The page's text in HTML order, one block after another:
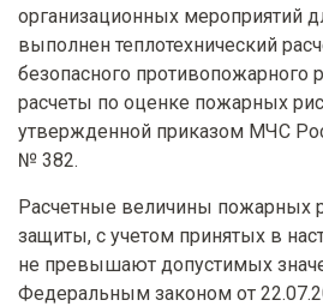
организационных мероприятий
выполнен теплотехнический
безопасного противопожарного
расчеты по оценке пожарных
утвержденной приказом МЧС
№ 382.
Расчетные величины пожарных
защиты, с учетом принятых в
не превышают допустимых
Федеральным законом от